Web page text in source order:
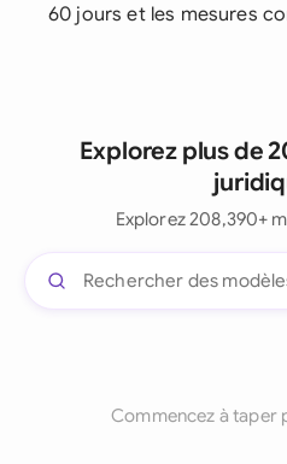
60 jours et les mesures
Explorez plus de
Explorez 208,390+
Commencez à taper